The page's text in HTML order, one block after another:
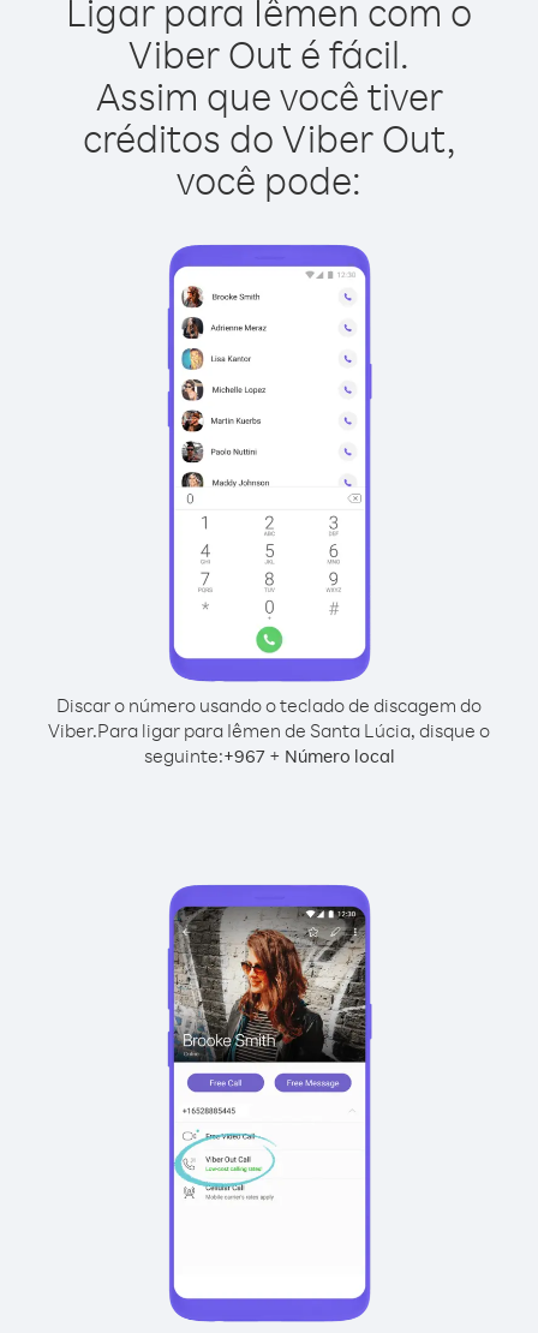
Ligar para Iêmen com o
Viber Out é fácil.
Assim que você tiver
créditos do Viber Out,
você pode:
Discar o número usando o teclado de discagem do
Viber.Para ligar para Iêmen de Santa Lúcia, disque o
seguinte:+967+ Número local